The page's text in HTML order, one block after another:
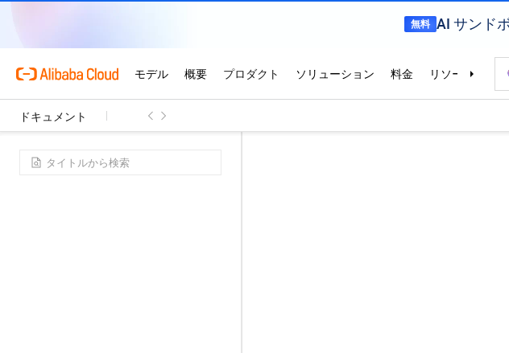
ドキュメント